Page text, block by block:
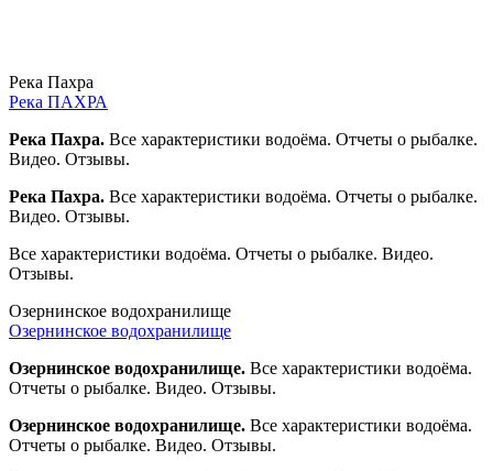
Река Пахра
Река ПАХРА
Река Пахра. Все характеристики водоёма. Отчеты о рыбалке.
Видео. Отзывы.
Река Пахра. Все характеристики водоёма. Отчеты о рыбалке.
Видео. Отзывы.
Все характеристики водоёма. Отчеты о рыбалке. Видео.
Отзывы.
Озернинское водохранилище
Озернинское водохранилище
Озернинское водохранилище. Все характеристики водоёма.
Отчеты о рыбалке. Видео. Отзывы.
Озернинское водохранилище. Все характеристики водоёма.
Отчеты о рыбалке. Видео. Отзывы.